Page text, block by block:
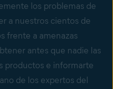
los problemas de
a nuestros cientos de
frente a amenazas
antes que nadie las
productos e informarte
de los expertos del